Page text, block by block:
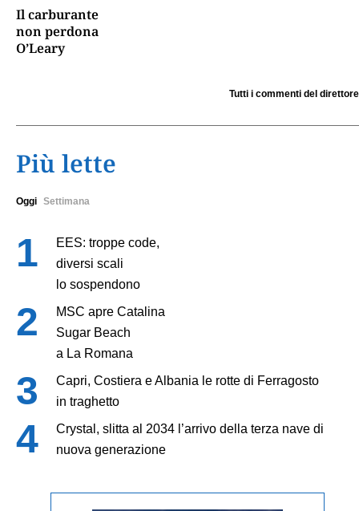
Il carburante
non perdona
O’Leary
Tutti i commenti del direttore
Più lette
Oggi Settimana
EES: troppe code,
diversi scali
lo sospendono
MSC apre Catalina
Sugar Beach
a La Romana
Capri, Costiera e Albania le rotte di Ferragosto
in traghetto
Crystal, slitta al 2034 l’arrivo della terza nave di
nuova generazione